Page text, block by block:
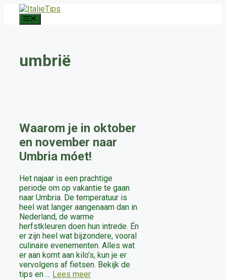
umbrië
Waarom je in oktober
en november naar
Umbria móet!
Het najaar is een prachtige
periode om op vakantie te gaan
naar Umbria. De temperatuur is
heel wat langer aangenaam dan in
Nederland, de warme
herfstkleuren doen hun intrede. Én
er zijn heel wat bijzondere, vooral
culinaire evenementen. Alles wat
er aan komt aan kilo’s, kun je er
vervolgens af fietsen. Bekijk de
tips en … Lees meer